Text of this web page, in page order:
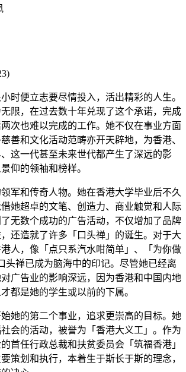
时便立志要尽情投入，活出精彩的人生。
限，在过去数十年兑现了这个承诺，完成
次也难以完成的工作。她不仅在事业方面
善和文化活动范畴亦开天辟地，为香港、
这一代甚至未来世代都产生了深远的影
仰的领袖和榜样。
军和传奇人物。她在香港大学毕业后不久
她超卓的文笔、创造力、商业触觉和人际
无数个成功的广告活动，不仅增加了品牌
还造就了许多「口头禅」的诞生。对于大
人，像「点只系汽水咁简单」、「为你做
头禅已成为脑海中的印记。尽管她已经离
广告业的影响深远，因为香港和中国内地
都是她的学生或以前的下属。
她的第二个事业，追求更崇高的目标。她
会的活动，被誉为「香港大义工」。作为
首任行政总裁和扶贫委员会「筑福香港」
策划和执行，本着生于斯长于斯的理念，